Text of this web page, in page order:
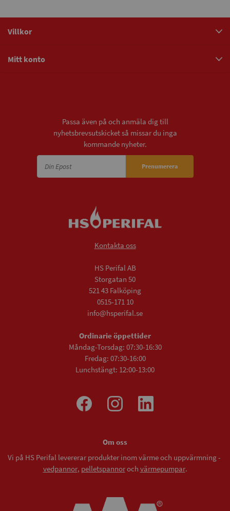
Villkor
Mitt konto
Passa även på och anmäla dig till
nyhetsbrevsutskicket så missar du inga
kommande nyheter.
Prenumerera
Kontakta oss
HS Perifal AB
Storgatan 50
521 43 Falköping
0515-171 10
info@hsperifal.se
Ordinarie öppettider
Måndag-Torsdag: 07:30-16:30
Fredag: 07:30-16:00
Lunchstängt: 12:00-13:00
Om oss
Vi på HS Perifal levererar produkter inom värme och uppvärmning -
vedpannor, pelletspannoroch värmepumpar.